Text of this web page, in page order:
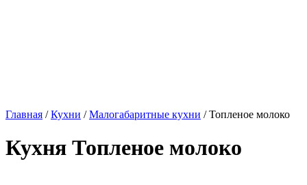
Главная /Кухни /Малогабаритные кухни / Топленое молоко
Кухня Топленое молоко